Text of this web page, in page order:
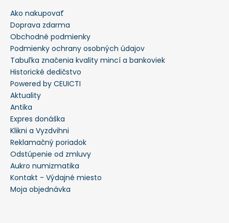
Ako nakupovať
Doprava zdarma
Obchodné podmienky
Podmienky ochrany osobných údajov
Tabuľka značenia kvality mincí a bankoviek
Historické dedičstvo
Powered by CEUICTI
Aktuality
Antika
Expres donáška
Klikni a Vyzdvihni
Reklamačný poriadok
Odstúpenie od zmluvy
Aukro numizmatika
Kontakt - Výdajné miesto
Moja objednávka